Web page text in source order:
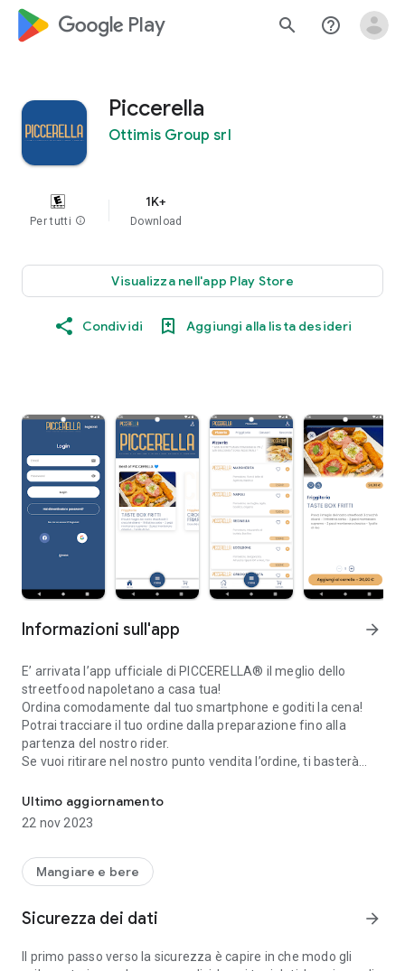
google_logo Play search help_outline
Piccerella
Ottimis Group srl
Per tutti info
1K+
Download
Visualizza nell'app Play Store
Condividi Aggiungi alla lista desideri
Informazioni sull'app arrow_forward
E’ arrivata l’app ufficiale di PICCERELLA® il meglio dello
streetfood napoletano a casa tua!
Ordina comodamente dal tuo smartphone e goditi la cena!
Potrai tracciare il tuo ordine dalla preparazione fino alla
partenza del nostro rider.
Se vuoi ritirare nel nostro punto vendita l’ordine, ti basterà
allergie contattateci telefonicamente.
Ultimo aggiornamento
22 nov 2023
Mangiare e bere
Sicurezza dei dati arrow_forward
Il primo passo verso la sicurezza è capire in che modo gli